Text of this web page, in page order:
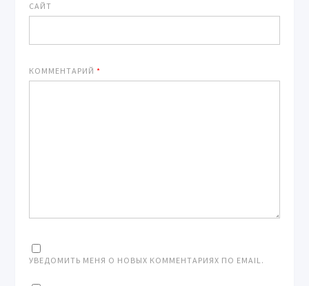
САЙТ
КОММЕНТАРИЙ*
УВЕДОМИТЬ МЕНЯ О НОВЫХ КОММЕНТАРИЯХ ПО EMAIL.